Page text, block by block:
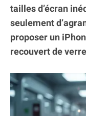
tailles d’écran
seulement
proposer un
recouvert de